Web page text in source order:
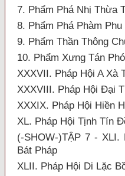
7. Phẩm Phá Nhị Thừa
8. Phẩm Phá Phàm
9. Phẩm Thần Thông
10. Phẩm Xưng Tán
XXXVII. Pháp Hội A Xà
XXXVIII. Pháp Hội Đại
XXXIX. Pháp Hội Hiền
XL. Pháp Hội Tịnh Tín
(-SHOW-)TẬP 7 -
Bát Pháp
XLII. Pháp Hội Di Lặc